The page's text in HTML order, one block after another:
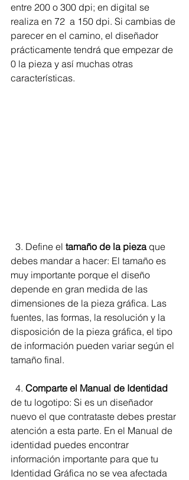
entre 200 o 300 dpi; en digital se
realiza en 72  a 150 dpi. Si cambias de
parecer en el camino, el diseñador
prácticamente tendrá que empezar de
0 la pieza y así muchas otras
características.
  3. Define el
tamaño de la pieza que
debes mandar a hacer: El tamaño es
muy importante porque el diseño
depende en gran medida de las
dimensiones de la pieza gráfica. Las
fuentes, las formas, la resolución y la
disposición de la pieza gráfica, el tipo
de información pueden variar según el
tamaño final.
  4.
Comparte el Manual de Identidad
de tu logotipo: Si es un diseñador
nuevo el que contrataste debes prestar
atención a esta parte. En el Manual de
identidad puedes encontrar
información importante para que tu
Identidad Gráfica no se vea afectada